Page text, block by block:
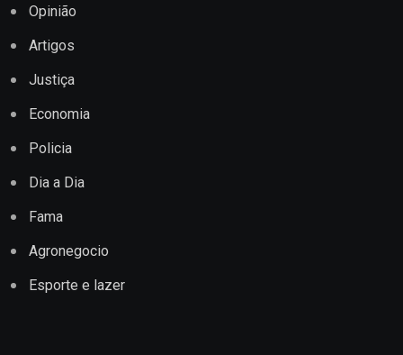
Opinião
Artigos
Justiça
Economia
Policia
Dia a Dia
Fama
Agronegocio
Esporte e lazer